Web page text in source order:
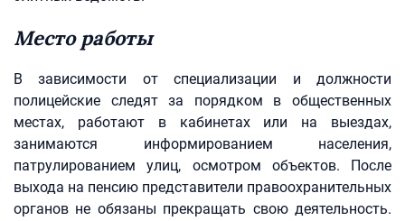
Место работы
В зависимости от специализации и должности
полицейские следят за порядком в общественных
местах, работают в кабинетах или на выездах,
занимаются информированием населения,
патрулированием улиц, осмотром объектов. После
выхода на пенсию представители правоохранительных
органов не обязаны прекращать свою деятельность.